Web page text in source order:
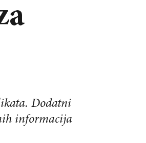
Dodatni
informacija